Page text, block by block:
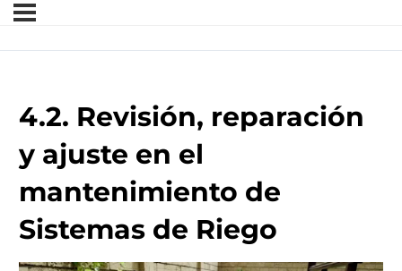
4.2. Revisión, reparación
y ajuste en el
mantenimiento de
Sistemas de Riego